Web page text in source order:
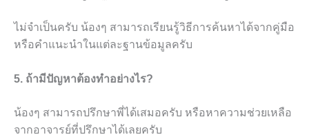
ไม่จำเป็นครับ น้องๆ สามารถเรียนรู้วิธีการค้นหาได้จากคู่มือ
หรือคำแนะนำในแต่ละฐานข้อมูลครับ
5. ถ้ามีปัญหาต้องทำอย่างไร?
น้องๆ สามารถปรึกษาพี่ได้เสมอครับ หรือหาความช่วยเหลือ
จากอาจารย์ที่ปรึกษาได้เลยครับ